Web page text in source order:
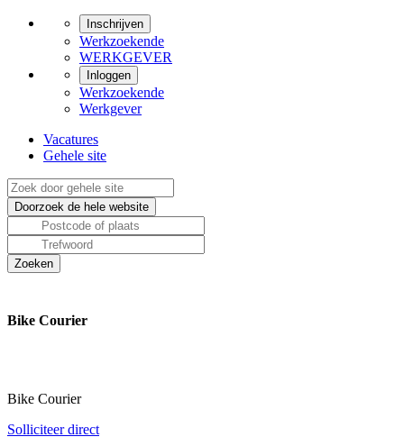
Inschrijven
Werkzoekende
WERKGEVER
Inloggen
Werkzoekende
Werkgever
Vacatures
Gehele site
Bike Courier
Bike Courier
Solliciteer direct